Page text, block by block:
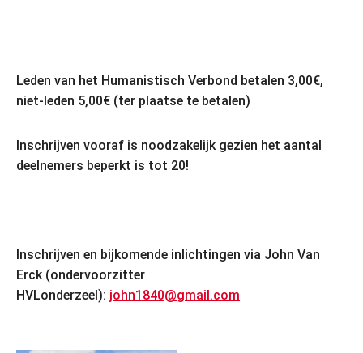
Leden van het Humanistisch Verbond betalen 3,00€,
niet-leden 5,00€ (ter plaatse te betalen)
Inschrijven vooraf is noodzakelijk gezien het aantal
deelnemers beperkt is tot 20!
Inschrijven en bijkomende inlichtingen via John Van
Erck (ondervoorzitter
HVLonderzeel): john1840@gmail.com